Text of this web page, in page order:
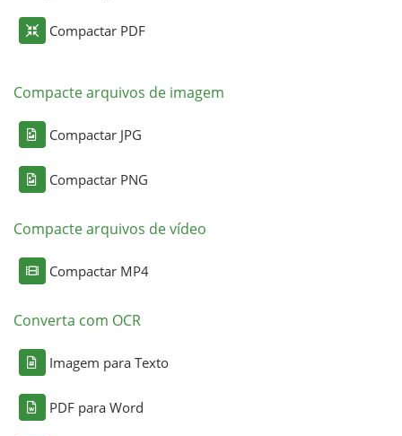
Compactar PDF
Compacte arquivos de imagem
Compactar JPG
Compactar PNG
Compacte arquivos de vídeo
Compactar MP4
Converta com OCR
Imagem para Texto
PDF para Word